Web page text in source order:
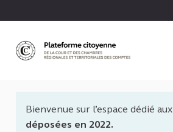
Bienvenue sur l’espace dédié aux
déposées en 2022.